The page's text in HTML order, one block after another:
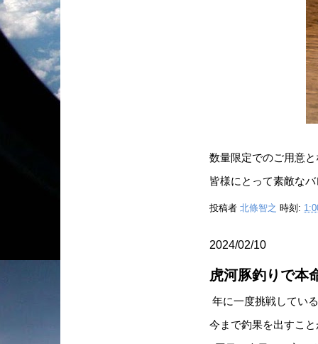
数量限定でのご用意
皆様にとって素敵な
投稿者 北條智之 時刻:
2024/02/10
虎河豚釣りで本
年に一度挑戦してい
今まで釣果を出すこ